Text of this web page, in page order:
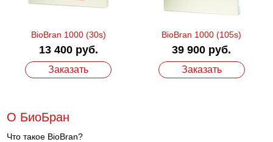
BioBran 1000 (30s)
13 400 руб.
Заказать
BioBran 1000 (105s)
39 900 руб.
Заказать
О БиоБран
Что такое BioBran?